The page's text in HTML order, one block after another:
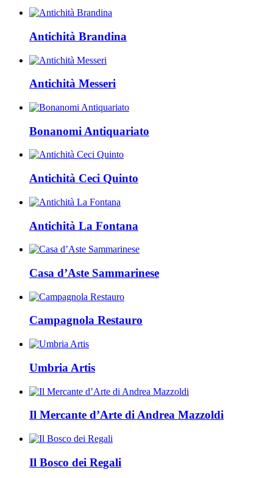
Antichità Brandina
Antichità Messeri
Bonanomi Antiquariato
Antichità Ceci Quinto
Antichità La Fontana
Casa d’Aste Sammarinese
Campagnola Restauro
Umbria Artis
Il Mercante d’Arte di Andrea Mazzoldi
Il Bosco dei Regali